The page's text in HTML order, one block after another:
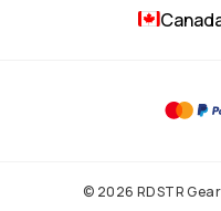
© 2026 RDSTR